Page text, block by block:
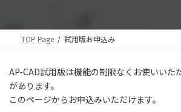
TOP Page 試用版お申込み
AP-CAD試用版は機能の制限なくお使いいた
があります。
このページからお申込みいただけます。